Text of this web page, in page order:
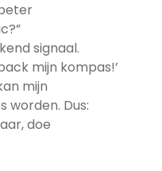
signaal.
mijn kompas!’
mijn
worden. Dus:
doe